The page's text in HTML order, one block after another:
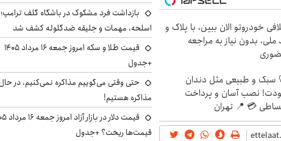
خودروتو الان ببین، با پلاک و
ملی، بدون نیاز به مراجعه
سبک و طبیعی مثل دندان
نصب آسان و پرداخت
💳 📍 تهران
بازداشت فرد مشکوک در باشگاه گلف ترامپ؛
اسلحه، مهمات و جلیقه ضدگلوله کشف شد
قیمت طلا و سکه امروز جمعه ۱۶ مرداد ۱۴۰۵
+جدول
حتی وقتی می‌گوییم مذاکره نمی‌کنیم، در حال
مذاکره هستیم!
قیمت‌ها ریخت؟ +جدول